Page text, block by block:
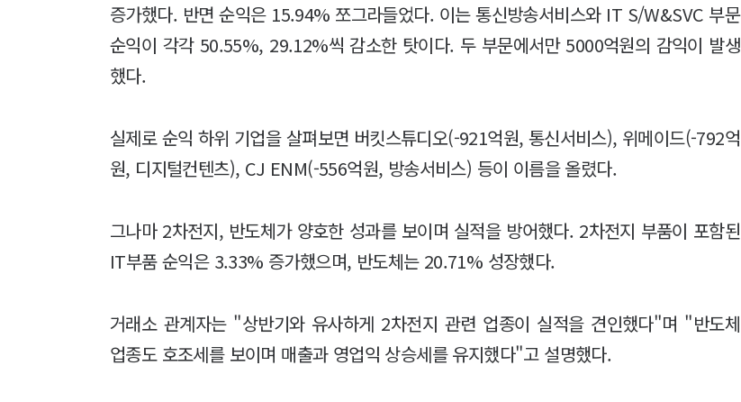
증가했다. 반면 순익은 15.94% 쪼그라들었다. 이는 통신방송서비스와 IT S/W&SVC 부문
순익이 각각 50.55%, 29.12%씩 감소한 탓이다. 두 부문에서만 5000억원의 감익이 발생
했다.
실제로 순익 하위 기업을 살펴보면 버킷스튜디오(-921억원, 통신서비스), 위메이드(-792억
원, 디지털컨텐츠), CJ ENM(-556억원, 방송서비스) 등이 이름을 올렸다.
그나마 2차전지, 반도체가 양호한 성과를 보이며 실적을 방어했다. 2차전지 부품이 포함된
IT부품 순익은 3.33% 증가했으며, 반도체는 20.71% 성장했다.
거래소 관계자는 "상반기와 유사하게 2차전지 관련 업종이 실적을 견인했다"며 "반도체
업종도 호조세를 보이며 매출과 영업익 상승세를 유지했다"고 설명했다.